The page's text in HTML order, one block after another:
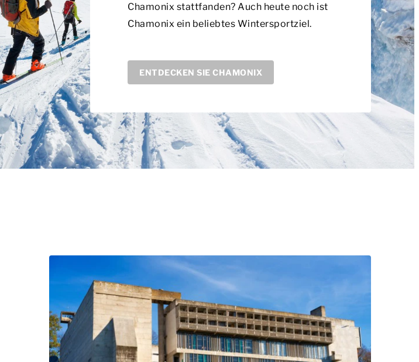
Chamonix stattfanden? Auch heute noch ist
Chamonix ein beliebtes Wintersportziel.
ENTDECKEN SIE CHAMONIX